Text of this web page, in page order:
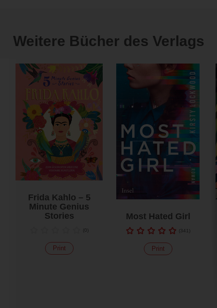
Weitere Bücher des Verlags
Frida Kahlo – 5
Minute Genius
Stories
(0)
Print
Most Hated Girl
(341)
Print